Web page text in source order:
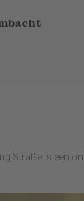
Straße is een